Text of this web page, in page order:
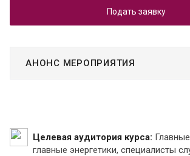
Подать заявку
АНОНС МЕРОПРИЯТИЯ
Целевая аудитория курса:
главные энергетики, специалисты